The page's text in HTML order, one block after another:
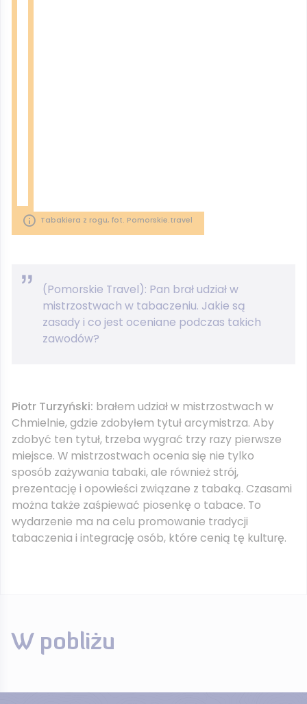
Tabakiera z rogu, fot. Pomorskie.travel
(Pomorskie Travel): Pan brał udział w
mistrzostwach w tabaczeniu. Jakie są
zasady i co jest oceniane podczas takich
zawodów?
Piotr Turzyński: brałem udział w mistrzostwach w
Chmielnie, gdzie zdobyłem tytuł arcymistrza. Aby
zdobyć ten tytuł, trzeba wygrać trzy razy pierwsze
miejsce. W mistrzostwach ocenia się nie tylko
sposób zażywania tabaki, ale również strój,
prezentację i opowieści związane z tabaką. Czasami
można także zaśpiewać piosenkę o tabace. To
wydarzenie ma na celu promowanie tradycji
tabaczenia i integrację osób, które cenią tę kulturę.
W pobliżu